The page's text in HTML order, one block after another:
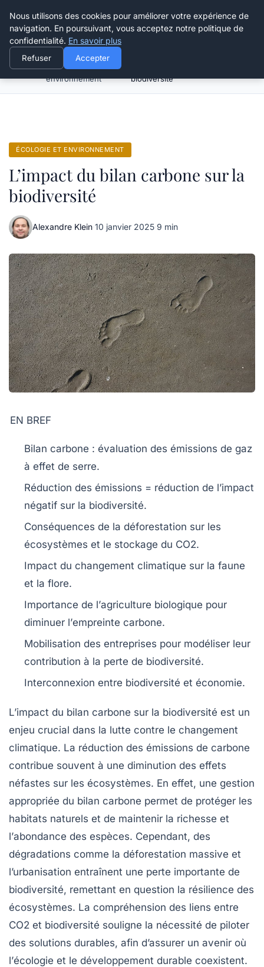
Happy Calyx Farmer
Écologie et
environnement
biodiversité
ÉCOLOGIE ET ENVIRONNEMENT
L’impact du bilan carbone sur la
biodiversité
Alexandre Klein·10 janvier 2025·9 min
EN BREF
Bilan carbone : évaluation des émissions de gaz
à effet de serre.
Réduction des émissions = réduction de l’impact
négatif sur la biodiversité.
Conséquences de la déforestation sur les
écosystèmes et le stockage du CO2.
Impact du changement climatique sur la faune
et la flore.
Importance de l’agriculture biologique pour
diminuer l’empreinte carbone.
Mobilisation des entreprises pour modéliser leur
contribution à la perte de biodiversité.
Interconnexion entre biodiversité et économie.
L’impact du bilan carbone sur la biodiversité est un
enjeu crucial dans la lutte contre le changement
climatique. La réduction des émissions de carbone
contribue souvent à une diminution des effets
néfastes sur les écosystèmes. En effet, une gestion
appropriée du bilan carbone permet de protéger les
habitats naturels et de maintenir la richesse et
l’abondance des espèces. Cependant, des
dégradations comme la déforestation massive et
l’urbanisation entraînent une perte importante de
biodiversité, remettant en question la résilience des
écosystèmes. La compréhension des liens entre
CO2 et biodiversité souligne la nécessité de piloter
des solutions durables, afin d’assurer un avenir où
l’écologie et le développement durable coexistent.
Nous utilisons des cookies pour améliorer votre expérience de
navigation. En poursuivant, vous acceptez notre politique de
confidentialité. En savoir plus
Refuser Accepter